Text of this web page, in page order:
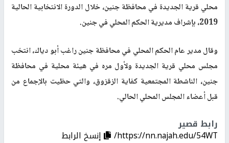
محلي قرية الجديدة في محافظة جنين، خلال الدورة الانتخابية الحالية
2019، بإشراف مديرية الحكم المحلي في جنين.
وقال مدير عام الحكم المحلي في محافظة جنين راغب أبو دياك، انتخب
مجلس محلي قرية الجديدة ولأول مره في هيئة محلية في محافظة
جنين، الناشطة المجتمعية كفاية الزقزوق، والتي حظيت بالإجماع من
قبل أعضاء المجلس المحلي الحالي.
رابط قصير
https://nn.najah.edu/54WT/
إنسخ الرابط